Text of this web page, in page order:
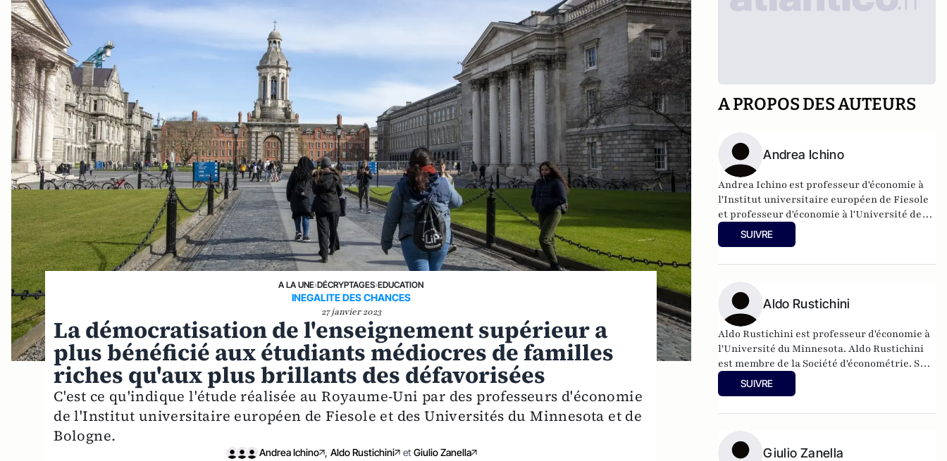
A LA UNE›DÉCRYPTAGES›EDUCATION
INEGALITE DES CHANCES
27 janvier 2023
La démocratisation de l'enseignement supérieur a
plus bénéficié aux étudiants médiocres de familles
riches qu'aux plus brillants des défavorisées
C'est ce qu'indique l'étude réalisée au Royaume-Uni par des professeurs d'économie
de l'Institut universitaire européen de Fiesole et des Universités du Minnesota et de
Bologne.
Andrea Ichino , Aldo Rustichini et Giulio Zanella
A PROPOS DES AUTEURS
Andrea Ichino
Andrea Ichino est professeur d'économie à
l'Institut universitaire européen de Fiesole
et professeur d'économie à l'Université de
Bologne. Ses intérêts de recherche portent
sur l'économie du travail, l'économie de
SUIVRE
Aldo Rustichini
Aldo Rustichini est professeur d'économie à
l'Université du Minnesota. Aldo Rustichini
est membre de la Société d'économétrie. Ses
intérêts de recherche portent sur la théorie
des jeux, la théorie de la décision, l'économie
SUIVRE
Giulio Zanella